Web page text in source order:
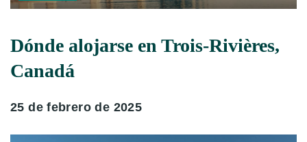
Dónde alojarse en Trois-Rivières,
Canadá
25 de febrero de 2025